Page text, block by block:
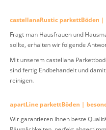
castellanaRustic parkettBöden |
Fragt man Hausfrauen und
sollte, erhalten wir folgende
Mit unserem castellana
sind fertig Endbehandelt und
reinigen.
apartLine parkettBöden |
Wir garantieren Ihnen beste